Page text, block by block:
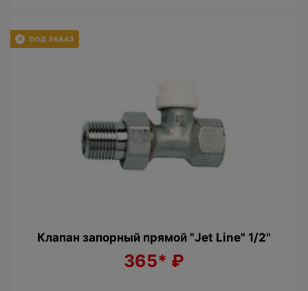
Клапан запорный прямой "Jet Line" 1/2"
365* ₽